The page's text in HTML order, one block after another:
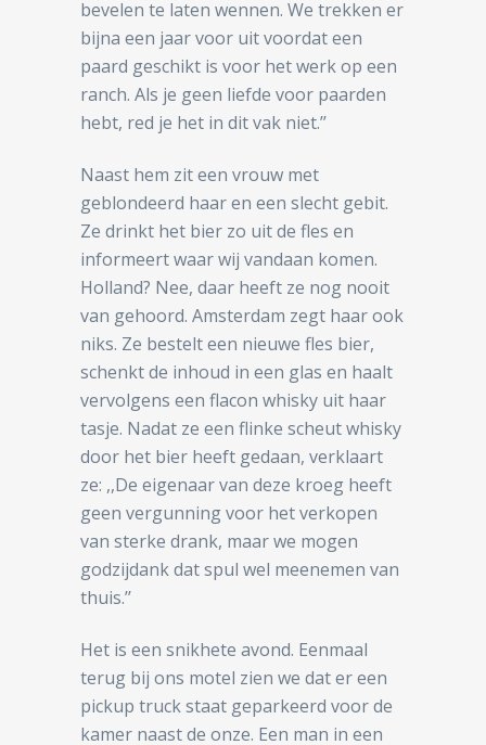
bevelen te laten wennen. We trekken er
bijna een jaar voor uit voordat een
paard geschikt is voor het werk op een
ranch. Als je geen liefde voor paarden
hebt, red je het in dit vak niet.’’
Naast hem zit een vrouw met
geblondeerd haar en een slecht gebit.
Ze drinkt het bier zo uit de fles en
informeert waar wij vandaan komen.
Holland? Nee, daar heeft ze nog nooit
van gehoord. Amsterdam zegt haar ook
niks. Ze bestelt een nieuwe fles bier,
schenkt de inhoud in een glas en haalt
vervolgens een flacon whisky uit haar
tasje. Nadat ze een flinke scheut whisky
door het bier heeft gedaan, verklaart
ze: ,,De eigenaar van deze kroeg heeft
geen vergunning voor het verkopen
van sterke drank, maar we mogen
godzijdank dat spul wel meenemen van
thuis.’’
Het is een snikhete avond. Eenmaal
terug bij ons motel zien we dat er een
pickup truck staat geparkeerd voor de
kamer naast de onze. Een man in een